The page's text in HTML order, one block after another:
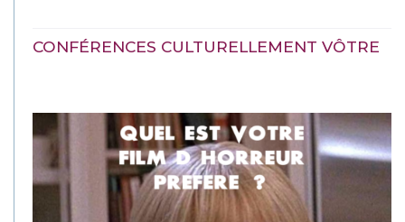
CONFÉRENCES CULTURELLEMENT VÔTRE